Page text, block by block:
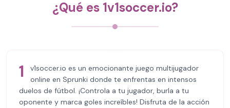
¿Qué es 1v1soccer.io?
1
v1soccer.io es un emocionante juego multijugador
online en Sprunki donde te enfrentas en intensos
duelos de fútbol. ¡Controla a tu jugador, burla a tu
oponente y marca goles increíbles! Disfruta de la acción